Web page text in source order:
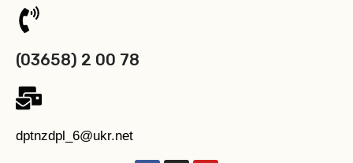
(03658) 2 00 78
dptnzdpl_6@ukr.net